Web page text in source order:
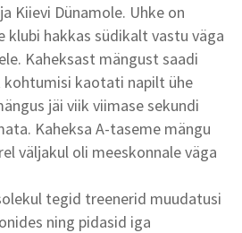
Kiievi Dünamole. Uhke on
klubi hakkas südikalt vastu väga
Kaheksast mängust saadi
kohtumisi kaotati napilt ühe
jäi viik viimase sekundi
Kaheksa A-taseme mängu
väljakul oli meeskonnale väga
tegid treenerid muudatusi
ning pidasid iga